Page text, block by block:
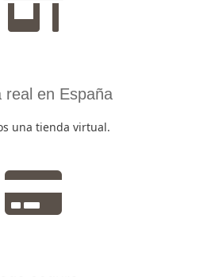
real en España
una tienda virtual.